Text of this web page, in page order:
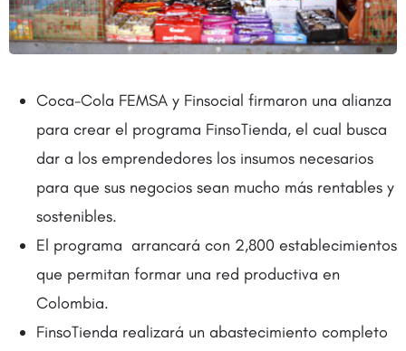
Coca-Cola FEMSA y Finsocial firmaron una alianza
para crear el programa FinsoTienda, el cual busca
dar a los emprendedores los insumos necesarios
para que sus negocios sean mucho más rentables y
sostenibles.
El programa arrancará con 2,800 establecimientos
que permitan formar una red productiva en
Colombia.
FinsoTienda realizará un abastecimiento completo